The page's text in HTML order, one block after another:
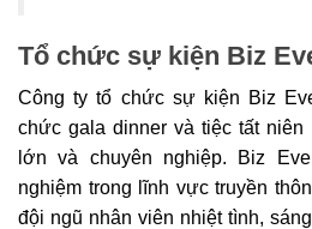
Tổ chức sự kiện Biz
Công ty tổ chức sự kiện Biz
chức gala dinner và tiệc tất
lớn và chuyên nghiệp. Biz
nghiệm trong lĩnh vực truyền
đội ngũ nhân viên nhiệt tình,